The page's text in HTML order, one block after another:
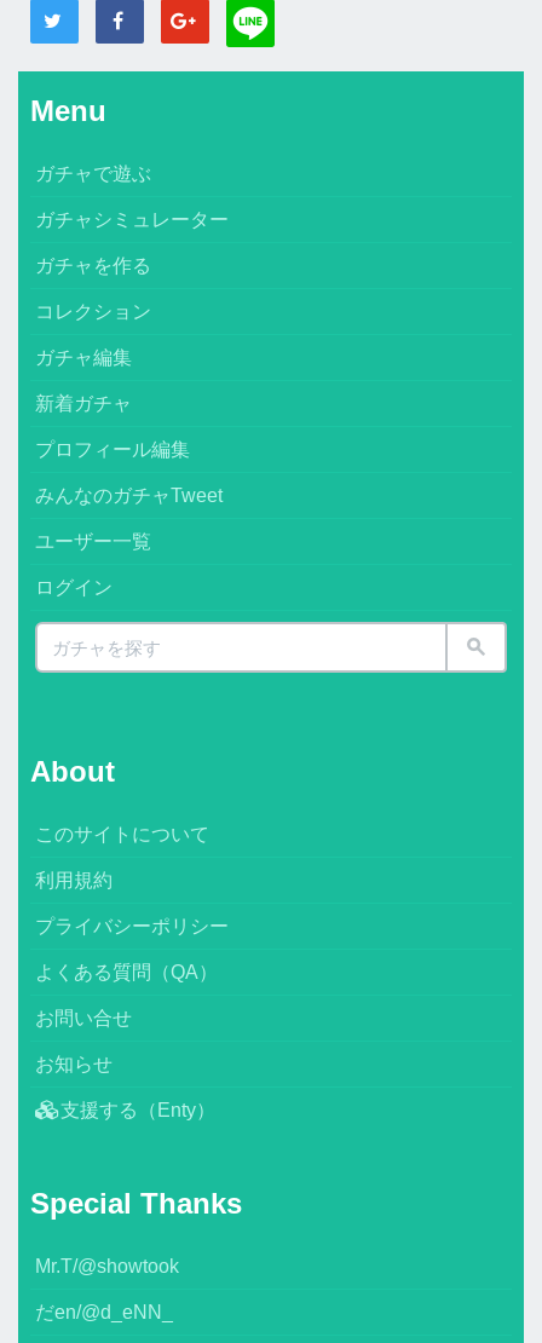
Menu
ガチャで遊ぶ
ガチャシミュレーター
ガチャを作る
コレクション
ガチャ編集
新着ガチャ
プロフィール編集
みんなのガチャTweet
ユーザー一覧
ログイン
About
このサイトについて
利用規約
プライバシーポリシー
よくある質問（QA）
お問い合せ
お知らせ
支援する（Enty）
Special Thanks
Mr.T/@showtook
だen/@d_eNN_